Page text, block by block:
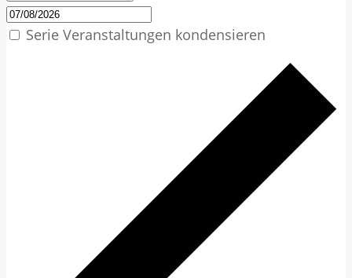
Serie Veranstaltungen kondensieren